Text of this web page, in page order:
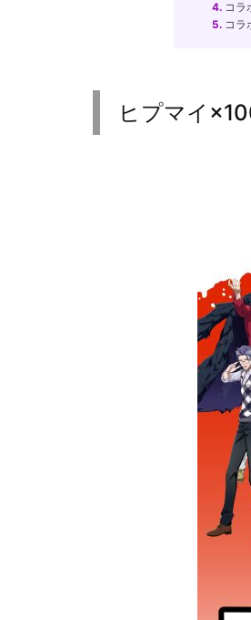
4. コラ
5. コラ
ヒプマイ